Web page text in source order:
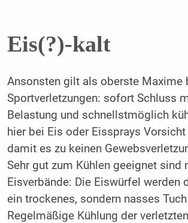
Eis(?)-kalt
Ansonsten gilt als oberste Maxime
Sportverletzungen: sofort Schluss
Belastung und schnellstmöglich
hier bei Eis oder Eissprays
damit es zu keinen
Sehr gut zum Kühlen geeignet sind
Eisverbände: Die Eiswürfel werden
ein trockenes, sondern nasses
Regelmäßige Kühlung der